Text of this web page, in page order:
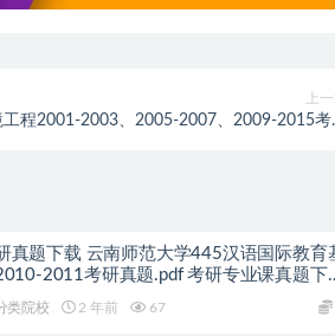
上
工程2001-2003、2005-2007、2009-2015考
真题下载 云南师范大学445汉语国际教育
2011考研真题.pdf 考研专业课真题下
类院校 2 年前 67